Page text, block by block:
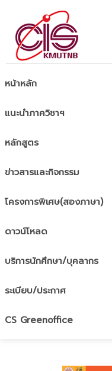
หน้าหลัก
แนะนำภาควิชาฯ
หลักสูตร
ข่าวสารและกิจกรรม
โครงการพิเศษ(สองภาษา)
ดาวน์โหลด
บริการนักศึกษา/บุคลากร
ระเบียบ/ประกาศ
CS Greenoffice